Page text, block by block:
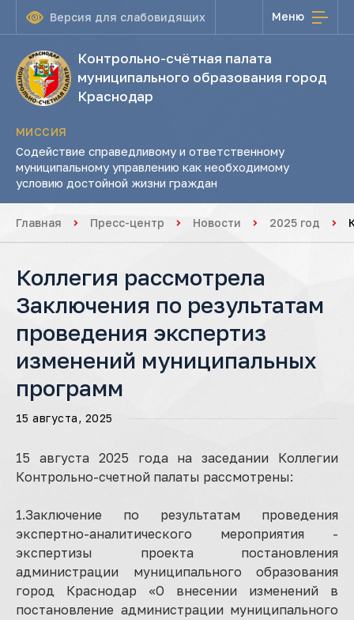
Версия для слабовидящих Меню
Контрольно-счётная палата
муниципального образования город
Краснодар
МИССИЯ
Содействие справедливому и ответственному
муниципальному управлению как необходимому
условию достойной жизни граждан
Главная Пресс-центр Новости 2025 год
Коллегия рассмотрела
Заключения по результатам
проведения экспертиз
изменений муниципальных
программ
15 августа, 2025
15 августа 2025 года на заседании Коллегии
Контрольно-счетной палаты рассмотрены:
1.Заключение по результатам проведения
экспертно-аналитического мероприятия -
экспертизы проекта постановления
администрации муниципального образования
город Краснодар «О внесении изменений в
постановление администрации муниципального